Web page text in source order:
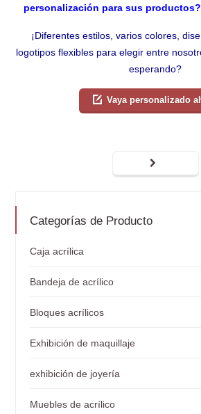
personalización para sus
¡Diferentes estilos, varios colores,
logotipos flexibles para elegir entre
esperando?
Vaya personalizado
Categorías de Producto
Caja acrílica
Bandeja de acrílico
Bloques acrílicos
Exhibición de maquillaje
exhibición de joyería
Muebles de acrílico